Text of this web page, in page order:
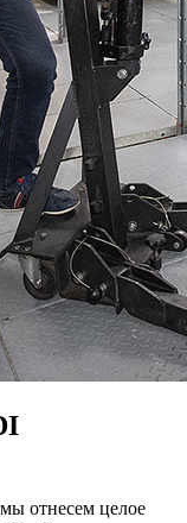
отнесем целое